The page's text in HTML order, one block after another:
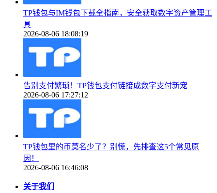
TP钱包与IM钱包下载全指南，安全获取数字资产管理工
具
2026-08-06 18:08:19
告别支付繁琐！TP钱包支付链接成数字支付新宠
2026-08-06 17:27:12
TP钱包里的币莫名少了？别慌，先排查这5个常见原
因！
2026-08-06 16:46:08
关于我们